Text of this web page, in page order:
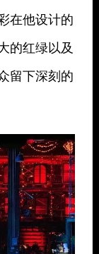
在他设计的
的红绿以及
留下深刻的